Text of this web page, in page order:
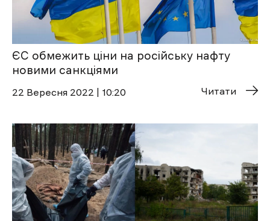
ЄС обмежить ціни на російську нафту
новими санкціями
22 Вересня 2022 | 10:20 Читати